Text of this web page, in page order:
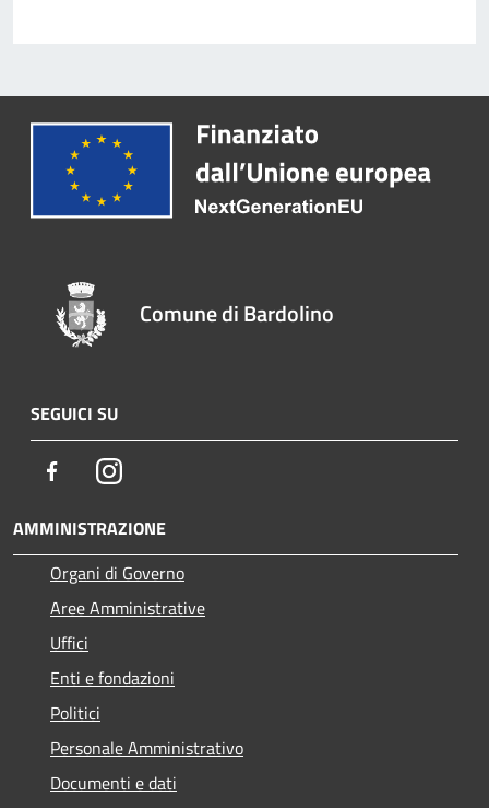
Comune di Bardolino
SEGUICI SU
FacebookInstagram
AMMINISTRAZIONE
Organi di Governo
Aree Amministrative
Uffici
Enti e fondazioni
Politici
Personale Amministrativo
Documenti e dati